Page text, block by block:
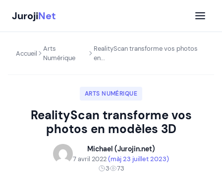
contenu
JurojiNet
Accueil
Arts
Numérique
RealityScan transforme vos photos
en...
ARTS NUMÉRIQUE
RealityScan transforme vos
photos en modèles 3D
Michael (Jurojin.net)
7 avril 2022(màj 23 juillet 2023)
3
73